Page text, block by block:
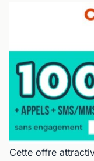
Cette offre